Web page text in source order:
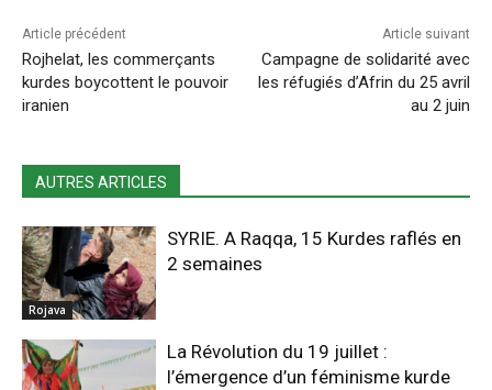
Article précédent
Rojhelat, les commerçants
kurdes boycottent le pouvoir
iranien
Article suivant
Campagne de solidarité avec
les réfugiés d’Afrin du 25 avril
au 2 juin
AUTRES ARTICLES
Rojava
SYRIE. A Raqqa, 15 Kurdes raflés en
2 semaines
La Révolution du 19 juillet :
l’émergence d’un féminisme kurde